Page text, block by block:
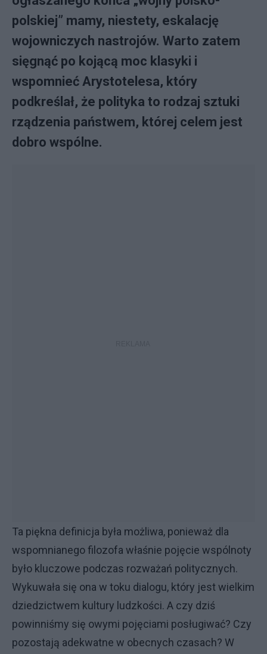
polskiej” mamy, niestety, eskalację
wojowniczych nastrojów. Warto zatem
sięgnąć po kojącą moc klasyki i
wspomnieć Arystotelesa, który
podkreślał, że polityka to rodzaj sztuki
rządzenia państwem, której celem jest
dobro wspólne.
Ta piękna definicja była możliwa, ponieważ dla
wspomnianego filozofa właśnie pojęcie wspólnoty
było kluczowe podczas rozważań politycznych.
Wykuwała się ona w toku dialogu, który jest wielkim
dziedzictwem kultury ludzkości. A czy dziś
powinniśmy się owymi pojęciami posługiwać? Czy
pozostają adekwatne w obecnych czasach? W